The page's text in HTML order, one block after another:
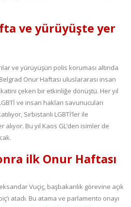
ve yürüyüşte yer
ve yürüyüşün polis koruması altında
Onur Haftası uluslararası insan
çeken bir etkinliğe dönüştü. Her yıl
ve insan hakları savunucuları
Sırbistanlı LGBTİ’ler ile
Bu yıl Kaos GL’den isimler de
ilk Onur Haftası
Vuçiç, başbakanlık görevine açık
atadı. Bu atama ve parlamento onayı